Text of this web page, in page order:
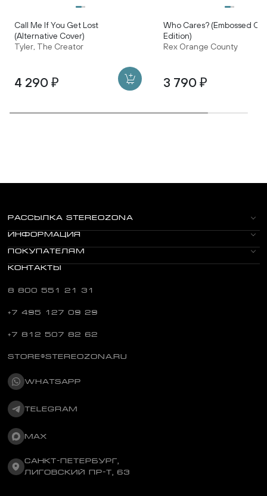
Tyler, The Creator
Call Me If You Get Lost
(Alternative Cover)
4 290 ₽
Rex Orange County
Who Cares? (Embossed
Edition)
3 790 ₽
РАССЫЛКА STEREOZONA
ИНФОРМАЦИЯ
ПОКУПАТЕЛЯМ
КОНТАКТЫ
8 800 551 21 31
+7 495 127 09 29
+7 812 507 82 62
STORE@STEREOZONA.RU
WHATSAPP
TELEGRAM
MAX
САНКТ-ПЕТЕРБУРГ,
ЛИГОВСКИЙ ПР-Т, 63